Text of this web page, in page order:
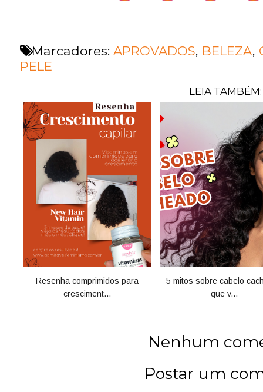
Marcadores: APROVADOS, BELEZA,
PELE
LEIA TAMBÉM:
Resenha comprimidos para
cresciment...
5 mitos sobre cabelo
que v...
Nenhum
Postar um